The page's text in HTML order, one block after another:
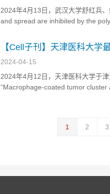
2024年4月13日，武汉大学舒红兵
and spread are inhibited by the
【Cell子刊】天津医科大学
制
2024-04-15
2024年4月12日，天津医科大学于
“Macrophage-coated tumor
1 2 3